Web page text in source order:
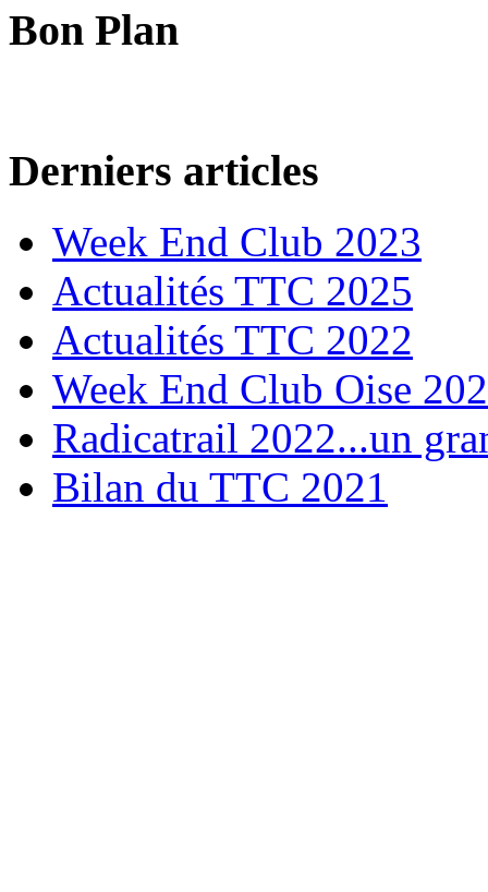
Bon Plan
Derniers articles
Week End Club 2023
Actualités TTC 2025
Actualités TTC 2022
Week End Club Oise
Radicatrail 2022...un
Bilan du TTC 2021